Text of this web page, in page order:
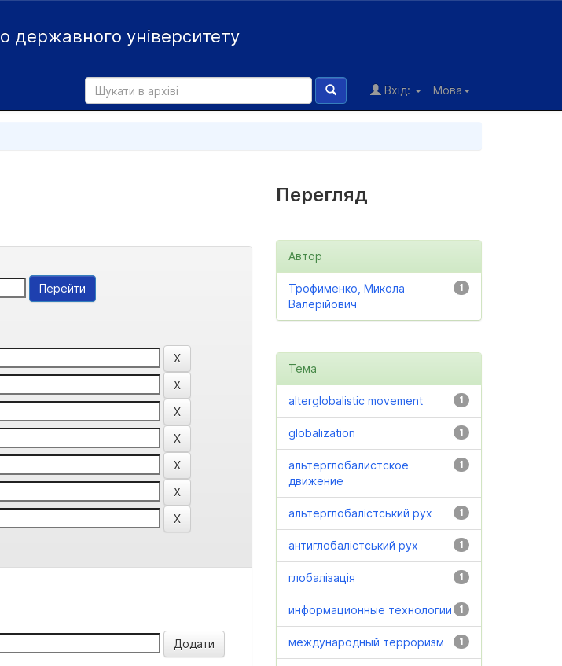
державного університету
Мова
Вхід:
Перегляд
Автор
1
Трофименко, Микола
Валерійович
Тема
1
alterglobalistic movement
1
globalization
1
альтерглобалистское
движение
1
альтерглобалістський рух
1
антиглобалістський рух
1
глобалізація
1
информационные технологии
1
международный терроризм